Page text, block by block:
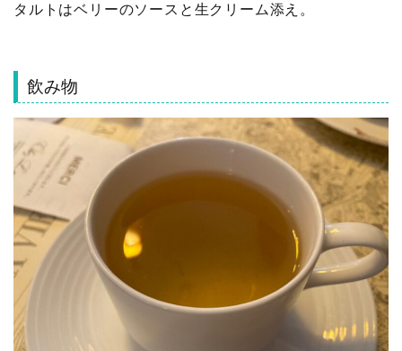
タルトはベリーのソースと生クリーム添え。
飲み物